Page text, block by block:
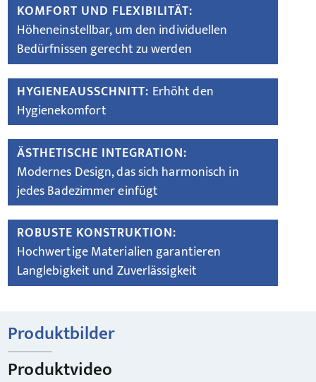
KOMFORT UND FLEXIBILITÄT:
Höheneinstellbar, um den individuellen
Bedürfnissen gerecht zu werden
HYGIENEAUSSCHNITT: Erhöht den
Hygienekomfort
ÄSTHETISCHE INTEGRATION:
Modernes Design, das sich harmonisch in
jedes Badezimmer einfügt
ROBUSTE KONSTRUKTION:
Hochwertige Materialien garantieren
Langlebigkeit und Zuverlässigkeit
Produktbilder
Produktvideo